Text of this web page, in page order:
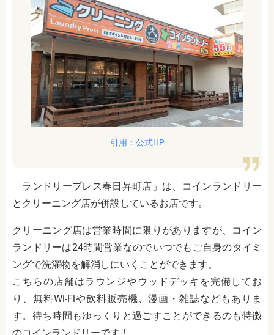
引用：公式HP
「ランドリープレス春日昇町店」は、コインランドリー
とクリーニング店が併設しているお店です。
クリーニング店は営業時間に限りがありますが、コイン
ランドリーは24時間営業なのでいつでもご自身のタイミ
ングで洗濯物を解消しにいくことができます。
こちらの店舗はラウンジやウッドデッキを完備してお
り、無料Wi-Fiや飲料販売機、漫画・雑誌などもありま
す。待ち時間もゆっくりと過ごすことができるのも特徴